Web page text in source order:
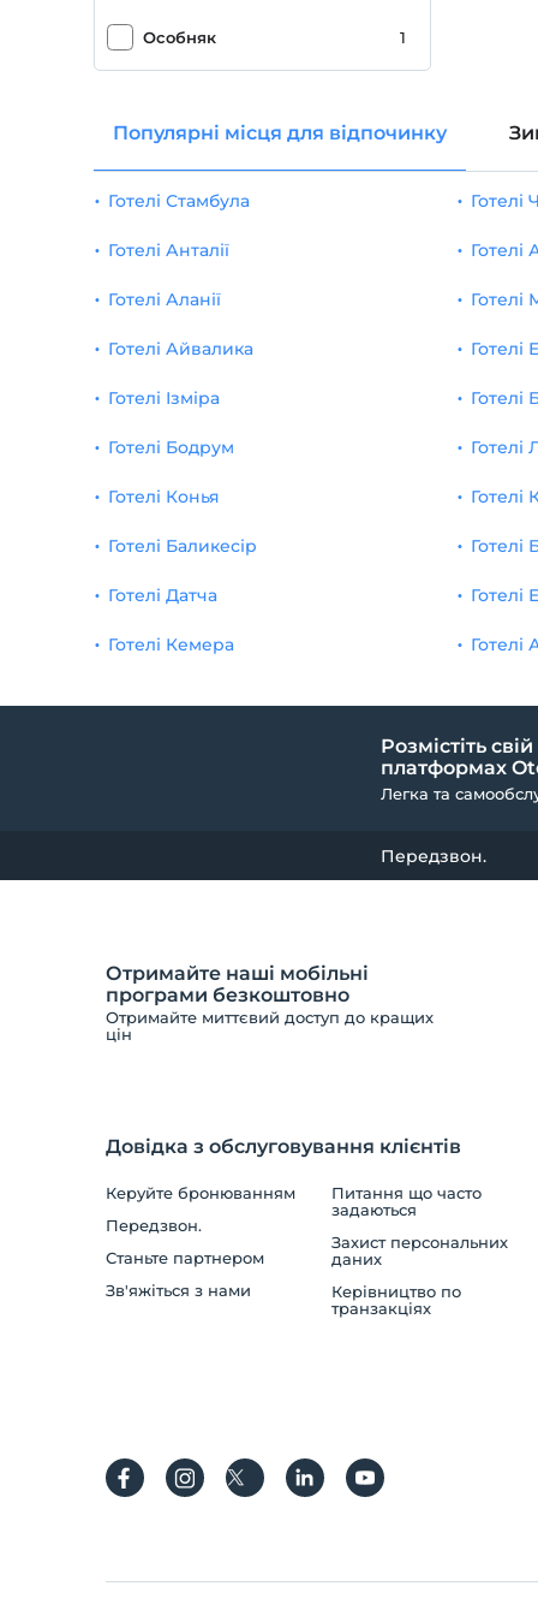
громадський пляж 1
Дизайн -готель 1
Ксерокопія
Особняк 1
Популярні місця для відпочинку
Готелі Стамбула
Готелі Анталії
Готелі Аланії
Готелі Айвалика
Готелі Ізміра
Готелі
Готелі
Готелі
Готелі
Готелі
Готелі Бодрум
Готелі Конья
Готелі Баликесір
Готелі Датча
Готелі Кемера
Готелі
Готелі
Готелі
Готелі
Готелі
Розмістіть
платформах
Легка та
Передзвон.
Отримайте наші мобільні
програми безкоштовно
Отримайте миттєвий доступ до кращих
цін
Довідка з обслуговування клієнтів
Керуйте бронюванням
Передзвон.
Станьте партнером
Зв'яжіться з нами
Питання що часто
задаються
Захист персональних
даних
Керівництво по
транзакціях